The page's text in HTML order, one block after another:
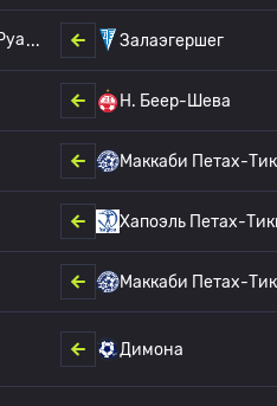
Залаэгершег
H. Беер-Шева
Маккаби Петах-
Хапоэль Петах-
Маккаби Петах-
Димона